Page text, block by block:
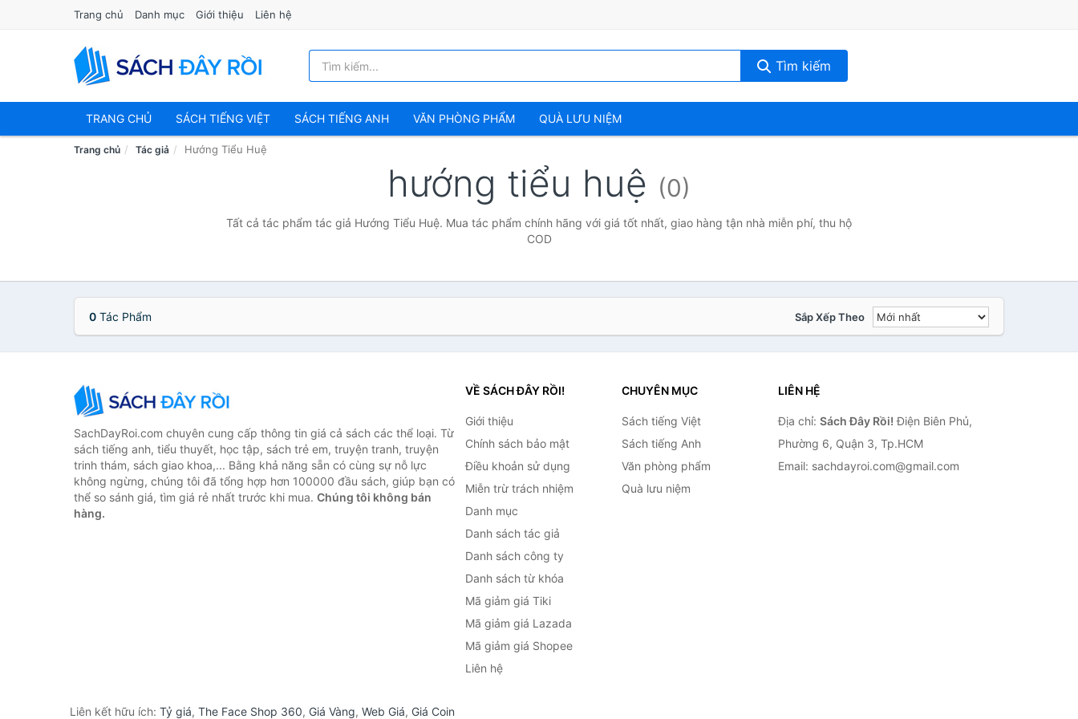
Trang chủ Danh mục Giới thiệu Liên hệ
Tìm kiếm
TRANG CHỦ SÁCH TIẾNG VIỆT SÁCH TIẾNG ANH VĂN PHÒNG PHẨM QUÀ LƯU NIỆM
Trang chủ Tác giả Hướng Tiểu Huệ
hướng tiểu huệ (0)
Tất cả tác phẩm tác giả Hướng Tiểu Huệ. Mua tác phẩm chính hãng với giá tốt nhất, giao hàng tận nhà miễn phí, thu hộ
COD
0 Tác Phẩm Sắp Xếp Theo
SachDayRoi.com chuyên cung cấp thông tin giá cả sách các thể loại. Từ
sách tiếng anh, tiểu thuyết, học tập, sách trẻ em, truyện tranh, truyện
trinh thám, sách giao khoa,... Bằng khả năng sẵn có cùng sự nỗ lực
không ngừng, chúng tôi đã tổng hợp hơn 100000 đầu sách, giúp bạn có
thể so sánh giá, tìm giá rẻ nhất trước khi mua. Chúng tôi không bán
hàng.
VỀ SÁCH ĐÂY RỒI!
Giới thiệu
Chính sách bảo mật
Điều khoản sử dụng
Miễn trừ trách nhiệm
Danh mục
Danh sách tác giả
Danh sách công ty
Danh sách từ khóa
Mã giảm giá Tiki
Mã giảm giá Lazada
Mã giảm giá Shopee
Liên hệ
CHUYÊN MỤC
Sách tiếng Việt
Sách tiếng Anh
Văn phòng phẩm
Quà lưu niệm
LIÊN HỆ
Địa chỉ: Sách Đây Rồi! Điện Biên Phủ,
Phường 6, Quận 3, Tp.HCM
Email: sachdayroi.com@gmail.com
Liên kết hữu ích: Tỷ giá, The Face Shop 360, Giá Vàng, Web Giá, Giá Coin